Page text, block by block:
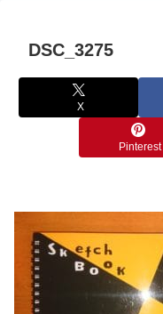
DSC_3275
X
Pinterest